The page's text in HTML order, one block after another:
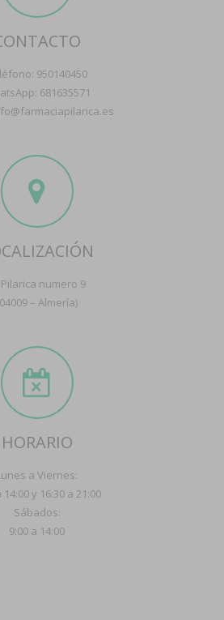
950140450
681635571
numero 9
– Almería)
HORARIO
a Viernes:
14:00 y 16:30 a 21:00
Sábados:
9:00 a 14:00